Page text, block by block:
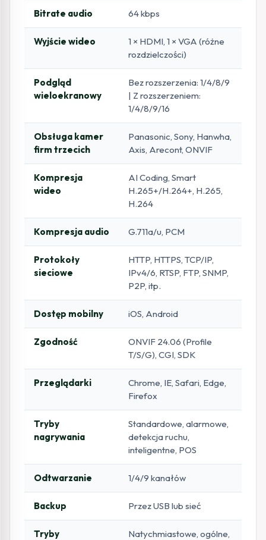
Bitrate audio 64 kbps
Wyjście wideo
1 × HDMI, 1 × VGA (różne
rozdzielczości)
Podgląd
wieloekranowy
Bez rozszerzenia: 1/4/8/9
| Z rozszerzeniem:
1/4/8/9/16
Obsługa kamer
firm trzecich
Panasonic, Sony, Hanwha,
Axis, Arecont, ONVIF
Kompresja
wideo
AI Coding, Smart
H.265+/H.264+, H.265,
H.264
Kompresja audio G.711a/u, PCM
Protokoły
sieciowe
HTTP, HTTPS, TCP/IP,
IPv4/6, RTSP, FTP, SNMP,
P2P, itp.
Dostęp mobilny iOS, Android
Zgodność
ONVIF 24.06 (Profile
T/S/G), CGI, SDK
Przeglądarki
Chrome, IE, Safari, Edge,
Firefox
Tryby
nagrywania
Standardowe, alarmowe,
detekcja ruchu,
inteligentne, POS
Odtwarzanie 1/4/9 kanałów
Backup Przez USB lub sieć
Tryby
Natychmiastowe, ogólne,